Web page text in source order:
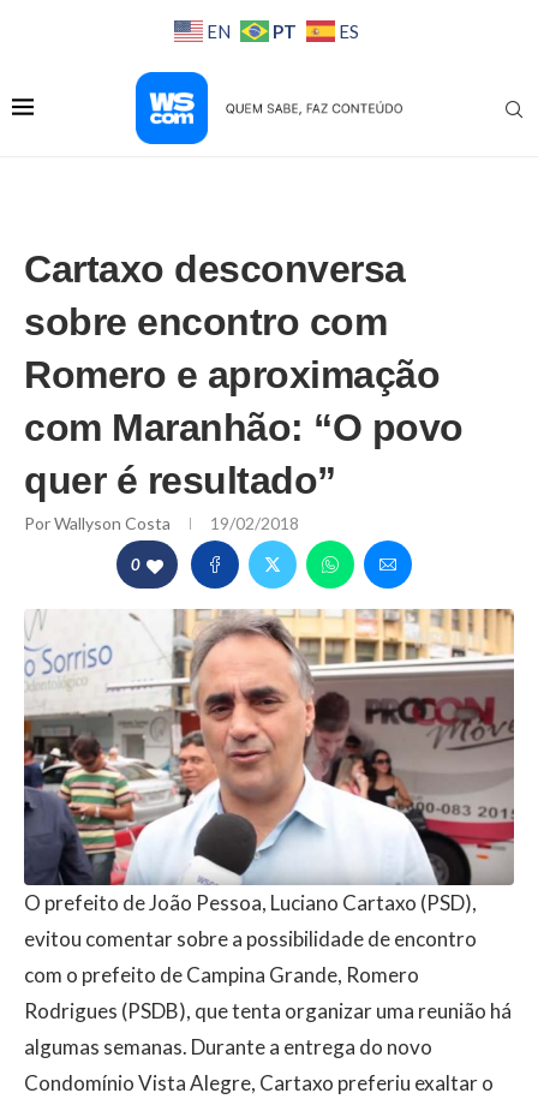
EN PT ES
Cartaxo desconversa
sobre encontro com
Romero e aproximação
com Maranhão: “O povo
quer é resultado”
PorWallyson Costa 19/02/2018
0
O prefeito de João Pessoa, Luciano Cartaxo (PSD),
evitou comentar sobre a possibilidade de encontro
com o prefeito de Campina Grande, Romero
Rodrigues (PSDB), que tenta organizar uma reunião há
algumas semanas. Durante a entrega do novo
Condomínio Vista Alegre, Cartaxo preferiu exaltar o